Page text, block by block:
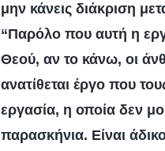
μην κάνεις διάκριση
“Παρόλο που αυτή η
Θεού, αν το κάνω, οι
ανατίθεται έργο που
εργασία, η οποία δεν
παρασκήνια. Είναι